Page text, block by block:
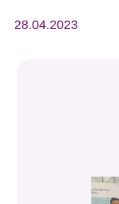
28.04.2023